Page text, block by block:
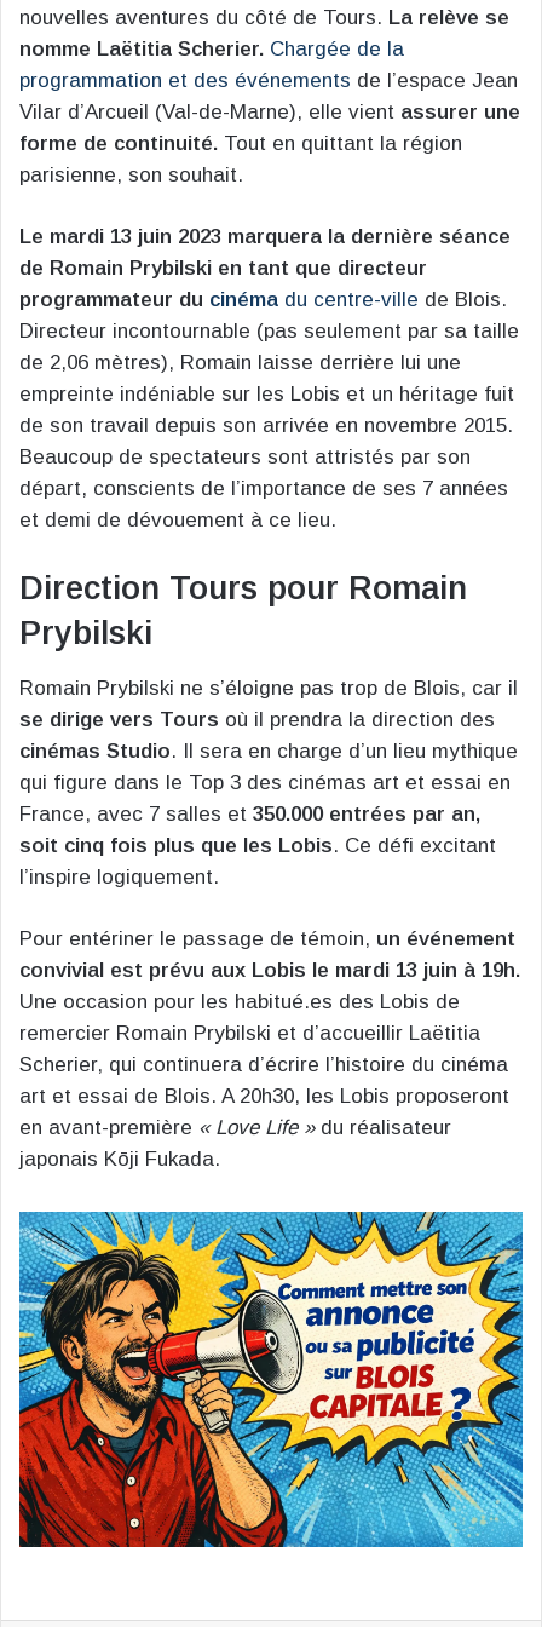
nouvelles aventures du côté de Tours. La relève se
nomme Laëtitia Scherier. Chargée de la
programmation et des événements de l’espace Jean
Vilar d’Arcueil (Val-de-Marne), elle vient assurer une
forme de continuité. Tout en quittant la région
parisienne, son souhait.
Le mardi 13 juin 2023 marquera la dernière séance
de Romain Prybilski en tant que directeur
programmateur du cinéma du centre-ville de Blois.
Directeur incontournable (pas seulement par sa taille
de 2,06 mètres), Romain laisse derrière lui une
empreinte indéniable sur les Lobis et un héritage fuit
de son travail depuis son arrivée en novembre 2015.
Beaucoup de spectateurs sont attristés par son
départ, conscients de l’importance de ses 7 années
et demi de dévouement à ce lieu.
Direction Tours pour Romain
Prybilski
Romain Prybilski ne s’éloigne pas trop de Blois, car il
se dirige vers Tours où il prendra la direction des
cinémas Studio. Il sera en charge d’un lieu mythique
qui figure dans le Top 3 des cinémas art et essai en
France, avec 7 salles et 350.000 entrées par an,
soit cinq fois plus que les Lobis. Ce défi excitant
l’inspire logiquement.
Pour entériner le passage de témoin, un événement
convivial est prévu aux Lobis le mardi 13 juin à 19h.
Une occasion pour les habitué.es des Lobis de
remercier Romain Prybilski et d’accueillir Laëtitia
Scherier, qui continuera d’écrire l’histoire du cinéma
art et essai de Blois. A 20h30, les Lobis proposeront
en avant-première « Love Life »du réalisateur
japonais Kōji Fukada.